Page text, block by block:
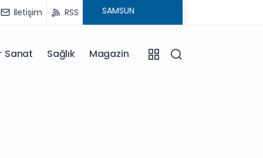
İletişim RSS
Sanat Sağlık Magazin